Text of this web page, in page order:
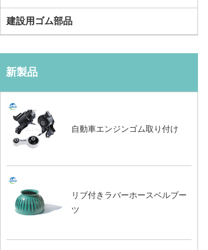
建設用ゴム部品
新製品
自動車エンジンゴム取り付け
リブ付きラバーホースベルブー
ツ